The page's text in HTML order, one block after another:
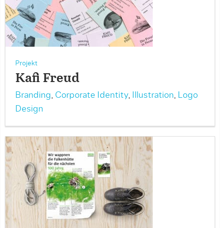
Projekt
Kafi Freud
Branding, Corporate Identity, Illustration, Logo
Design